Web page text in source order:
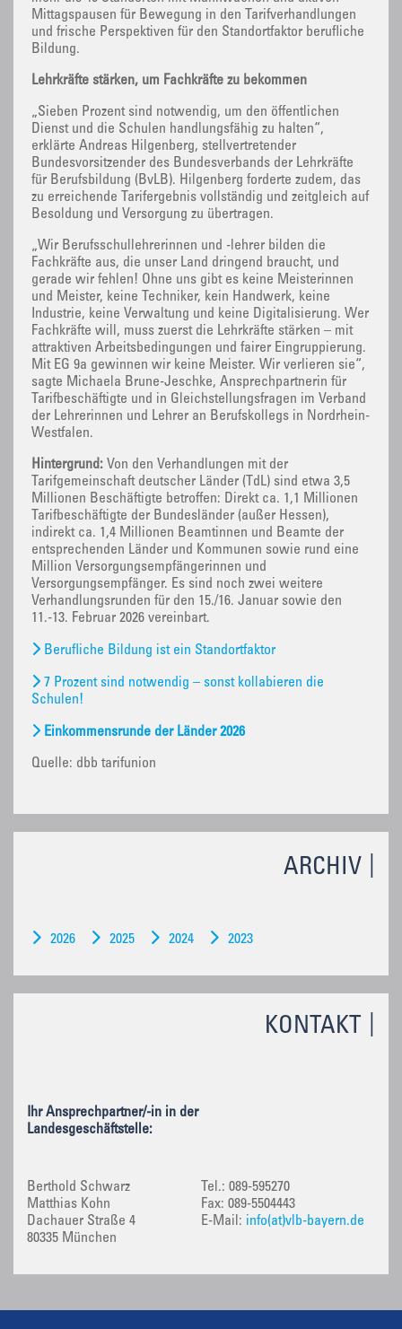
ARCHIV
2026 2025 2024 2023
KONTAKT
Ihr Ansprechpartner/-in in der
Landesgeschäftstelle:
Berthold Schwarz
Matthias Kohn
Dachauer Straße 4
80335 München
Tel.: 089-595270
Fax: 089-5504443
E-Mail: info(at)vlb-bayern.de
Mittagspausen für Bewegung in den Tarifverhandlungen
und frische Perspektiven für den Standortfaktor berufliche
Bildung.
Lehrkräfte stärken, um Fachkräfte zu bekommen
„Sieben Prozent sind notwendig, um den öffentlichen
Dienst und die Schulen handlungsfähig zu halten“,
erklärte Andreas Hilgenberg, stellvertretender
Bundesvorsitzender des Bundesverbands der Lehrkräfte
für Berufsbildung (BvLB). Hilgenberg forderte zudem, das
zu erreichende Tarifergebnis vollständig und zeitgleich auf
Besoldung und Versorgung zu übertragen.
„Wir Berufsschullehrerinnen und -lehrer bilden die
Fachkräfte aus, die unser Land dringend braucht, und
gerade wir fehlen! Ohne uns gibt es keine Meisterinnen
und Meister, keine Techniker, kein Handwerk, keine
Industrie, keine Verwaltung und keine Digitalisierung. Wer
Fachkräfte will, muss zuerst die Lehrkräfte stärken – mit
attraktiven Arbeitsbedingungen und fairer Eingruppierung.
Mit EG 9a gewinnen wir keine Meister. Wir verlieren sie“,
sagte Michaela Brune-Jeschke, Ansprechpartnerin für
Tarifbeschäftigte und in Gleichstellungsfragen im Verband
der Lehrerinnen und Lehrer an Berufskollegs in Nordrhein-
Westfalen.
Hintergrund: Von den Verhandlungen mit der
Tarifgemeinschaft deutscher Länder (TdL) sind etwa 3,5
Millionen Beschäftigte betroffen: Direkt ca. 1,1 Millionen
Tarifbeschäftigte der Bundesländer (außer Hessen),
indirekt ca. 1,4 Millionen Beamtinnen und Beamte der
entsprechenden Länder und Kommunen sowie rund eine
Million Versorgungsempfängerinnen und
Versorgungsempfänger. Es sind noch zwei weitere
Verhandlungsrunden für den 15./16. Januar sowie den
11.-13. Februar 2026 vereinbart.
Berufliche Bildung ist ein Standortfaktor
7 Prozent sind notwendig – sonst kollabieren die
Schulen!
Einkommensrunde der Länder 2026
Quelle: dbb tarifunion